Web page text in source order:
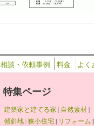
相談・依頼事例 料金 よく
特集ページ
建築家と建てる家 | 自然素材|
傾斜地|狭小住宅| リフォーム |